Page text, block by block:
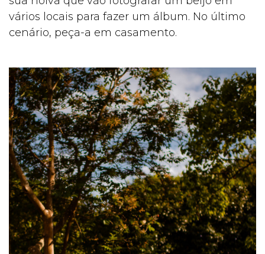
vários locais para fazer um álbum. No último
cenário, peça-a em casamento.